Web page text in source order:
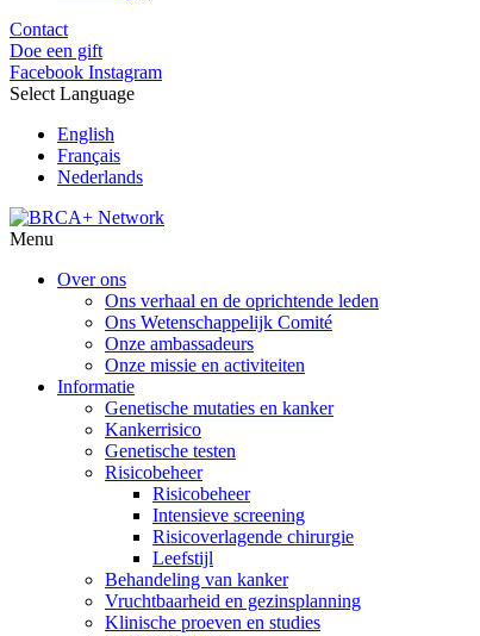
Contact
Doe een gift
Facebook Instagram
Select Language
English
Français
Nederlands
Menu
Over ons
Ons verhaal en de oprichtende leden
Ons Wetenschappelijk Comité
Onze ambassadeurs
Onze missie en activiteiten
Informatie
Genetische mutaties en kanker
Kankerrisico
Genetische testen
Risicobeheer
Risicobeheer
Intensieve screening
Risicoverlagende chirurgie
Leefstijl
Behandeling van kanker
Vruchtbaarheid en gezinsplanning
Klinische proeven en studies